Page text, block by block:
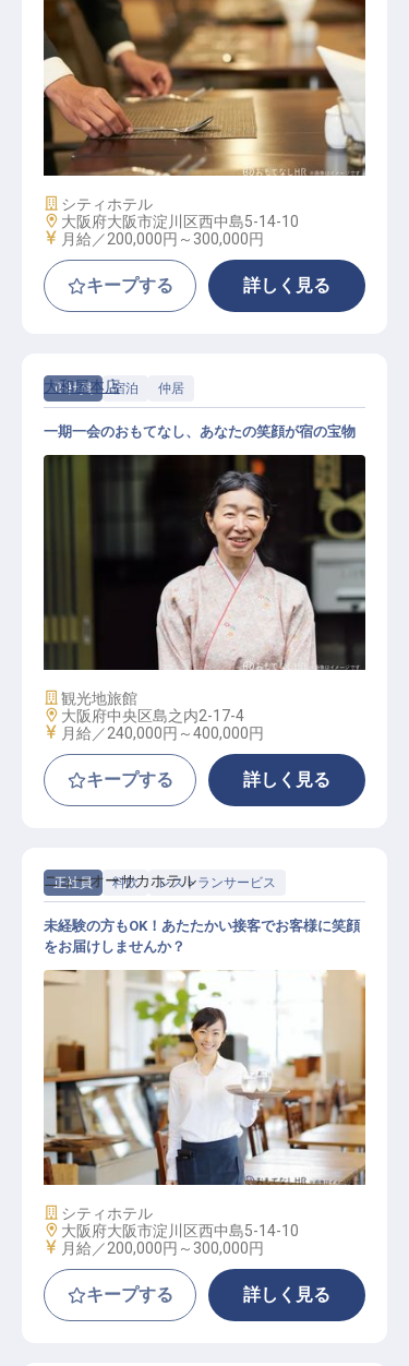
レストランホールスタッフ
施設業態
シティホテル
勤務地
大阪府大阪市淀川区西中島5-14-10
給与
月給／200,000円～ 300,000円
キープする 詳しく見る
正社員 宿泊 仲居
仲居
大和屋本店
一期一会のおもてなし、あなたの笑顔が宿の宝物
施設業態
観光地旅館
勤務地
大阪府中央区島之内2-17-4
給与
月給／240,000円～400,000円
キープする 詳しく見る
正社員 料飲 レストランサービス
宴会サービス
ニューオーサカホテル
未経験の方もOK！あたたかい接客でお客様に笑顔
をお届けしませんか？
施設業態
シティホテル
勤務地
大阪府大阪市淀川区西中島5-14-10
給与
月給／200,000円～ 300,000円
キープする 詳しく見る